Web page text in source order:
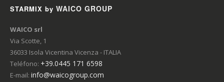
STARMIX by WAICO GROUP
WAICO srl
Via Scotte, 1
36033 Isola Vicentina Vicenza - ITALIA
Teléfono: +39.0445 171 6598
E-mail: info@waicogroup.com